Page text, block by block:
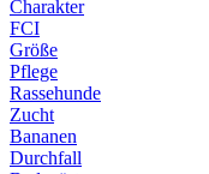
Charakter
FCI
Größe
Pflege
Rassehunde
Zucht
Bananen
Durchfall